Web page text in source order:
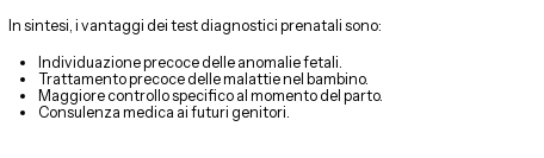
In sintesi, i vantaggi dei test diagnostici prenatali sono:
Individuazione precoce delle anomalie fetali.
Trattamento precoce delle malattie nel bambino.
Maggiore controllo specifico al momento del parto.
Consulenza medica ai futuri genitori.